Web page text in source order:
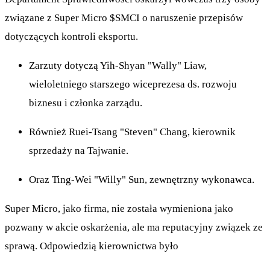
związane z Super Micro $SMCI o naruszenie przepisów
dotyczących kontroli eksportu.
Zarzuty dotyczą Yih-Shyan "Wally" Liaw,
wieloletniego starszego wiceprezesa ds. rozwoju
biznesu i członka zarządu.
Również Ruei-Tsang "Steven" Chang, kierownik
sprzedaży na Tajwanie.
Oraz Ting-Wei "Willy" Sun, zewnętrzny wykonawca.
Super Micro, jako firma, nie została wymieniona jako
pozwany w akcie oskarżenia, ale ma reputacyjny związek ze
sprawą. Odpowiedzią kierownictwa było